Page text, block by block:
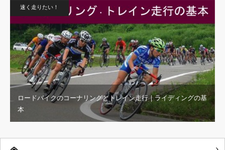
速く走りたい！
ロードバイクのコーナリングとトレイン走行｜ライディングの基
本